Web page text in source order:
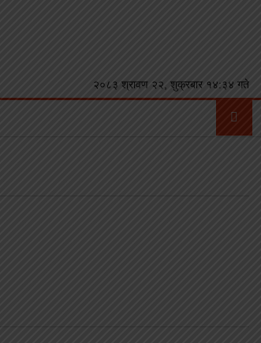
२०८३ श्रावण २२, शुक्रबार १४:३४ गते